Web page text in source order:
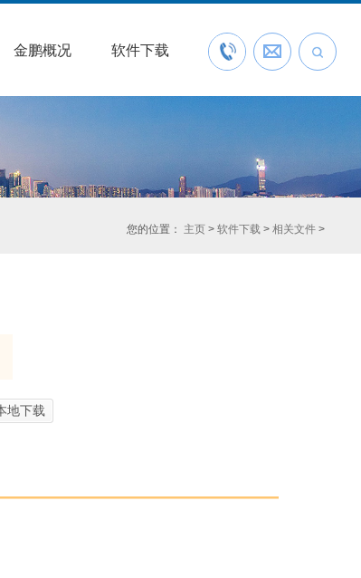
联系我们预约开户
金鹏概况 软件下载
您的位置： 主页 >软件下载 >相关文件 >
地下载